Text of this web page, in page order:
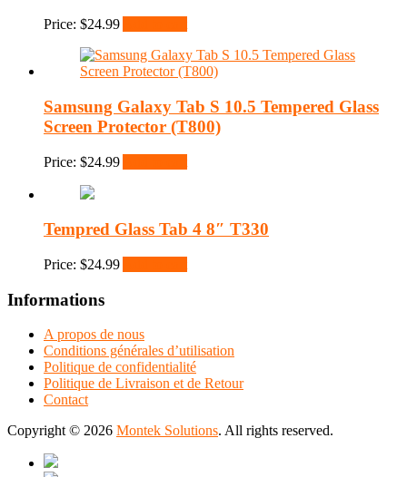
Price: $24.99
Samsung Galaxy Tab S 10.5 Tempered Glass
Screen Protector (T800)
Price: $24.99
Tempred Glass Tab 4 8″ T330
Price: $24.99
Informations
A propos de nous
Conditions générales d’utilisation
Politique de confidentialité
Politique de Livraison et de Retour
Contact
Copyright © 2026 Montek Solutions. All rights reserved.